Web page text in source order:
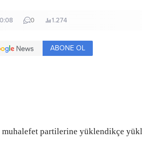
0 1.274
ABONE OL
partilerine yüklendikçe